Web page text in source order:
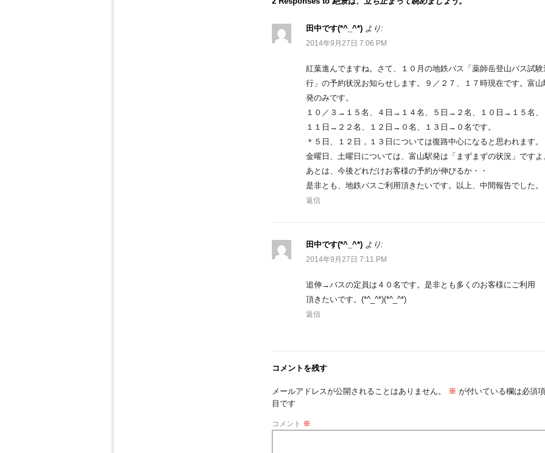
田中です(*^_^*) より:
2014年9月27日 7:06 PM
紅葉進んでますね。さて、１０月の地鉄バス「薬師岳登山バス試験
行」の予約状況お知らせします。９／２７、１７時現在です。富山
発のみです。
１０／３→１５名、４日→１４名、５日→２名、１０日→１５名、
１１日→２２名、１２日→０名、１３日→０名です。
＊５日、１２日，１３日については復路中心になると思われます。
金曜日、土曜日については、富山駅発は「まずまずの状況」ですよ
あとは、今後どれだけお客様の予約が伸びるか・・
是非とも、地鉄バスご利用頂きたいです。以上、中間報告でした。
返信
田中です(*^_^*) より:
2014年9月27日 7:11 PM
追伸→バスの定員は４０名です。是非とも多くのお客様にご利用
頂きたいです。(*^_^*)(*^_^*)
返信
コメントを残す
メールアドレスが公開されることはありません。 ※ が付いている欄は必須項
目です
コメント ※